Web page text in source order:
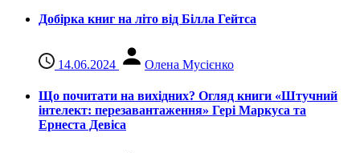
Добірка книг на літо від Білла Гейтса
14.06.2024 Олена Мусієнко
Що почитати на вихідних? Огляд книги «Штучний
інтелект: перезавантаження» Гері Маркуса та
Ернеста Девіса